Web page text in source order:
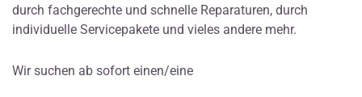
durch fachgerechte und schnelle Reparaturen, durch
individuelle Servicepakete und vieles andere mehr.
Wir suchen ab sofort einen/eine